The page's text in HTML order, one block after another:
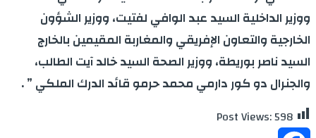
ووزير الداخلية السيد عبد الوافي لفتيت، ووزير الشؤون
الخارجية والتعاون الإفريقي والمغاربة المقيمين بالخارج
السيد ناصر بوريطة، ووزير الصحة السيد خالد آيت الطالب،
والجنرال دو كور دارمي محمد حرمو قائد الدرك الملكي ” .
Post Views:598